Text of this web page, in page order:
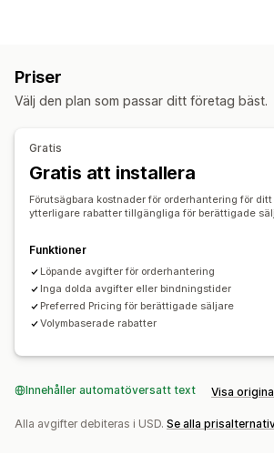
Lagerhantering
Automatisk synkronisering
Flera
Priser
Välj den plan som passar ditt företag bäst.
Gratis
Gratis att installera
Förutsägbara kostnader för orderhantering för
ytterligare rabatter tillgängliga för berättigade
Funktioner
Löpande avgifter för orderhantering
Inga dolda avgifter eller bindningstider
Preferred Pricing för berättigade säljare
Volymbaserade rabatter
Innehåller automatöversatt text Visa
Alla avgifter debiteras i USD. Se alla